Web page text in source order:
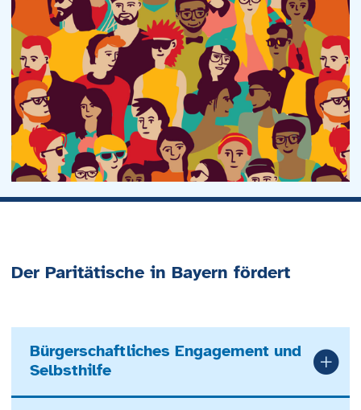
Der Paritätische in Bayern fördert
Bürgerschaftliches Engagement und
Selbsthilfe